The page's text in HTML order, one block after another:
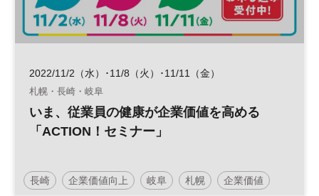
2022/11/2（水）･11/8（火）･11/11（金）
札幌・長崎・岐阜
いま、従業員の健康が企業価値を高める
「ACTION！セミナー」
長崎 企業価値向上 岐阜 札幌 企業価値